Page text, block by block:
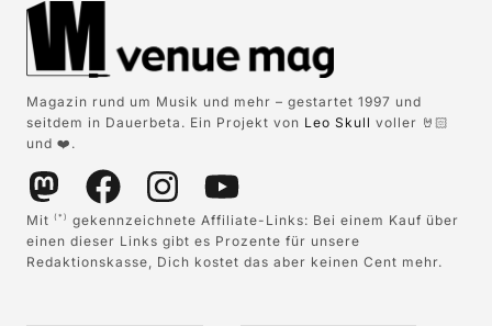
Magazin rund um Musik und mehr – gestartet 1997 und
seitdem in Dauerbeta. Ein Projekt von Leo Skull voller 🤘🏻
und ❤️.
Mit (*)
gekennzeichnete Affiliate-Links: Bei einem Kauf über
einen dieser Links gibt es Prozente für unsere
Redaktionskasse, Dich kostet das aber keinen Cent mehr.